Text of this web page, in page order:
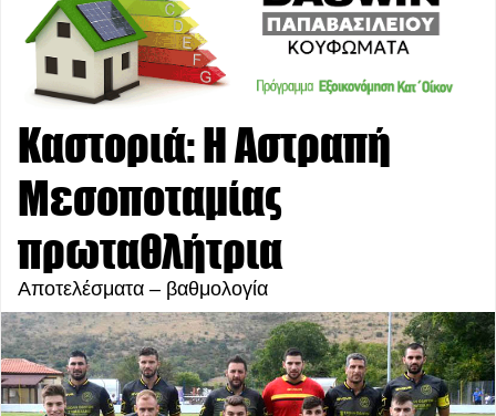
Καστοριά: Η Αστραπή
Μεσοποταμίας
πρωταθλήτρια
Αποτελέσματα – βαθμολογία